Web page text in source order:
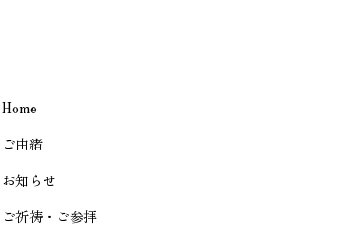
Home
ご由緒
お知らせ
ご祈祷・ご参拝